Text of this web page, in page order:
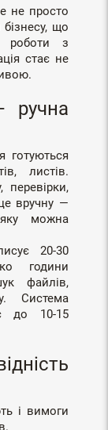
не просто
що
роботи з
стає не
ручна
готуються
листів.
вручну —
можна
20-30
години
файлів,
Система
до 10-15
і вимоги